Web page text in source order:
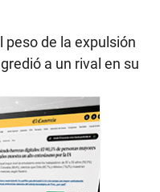
peso de la expulsión
a un rival en su